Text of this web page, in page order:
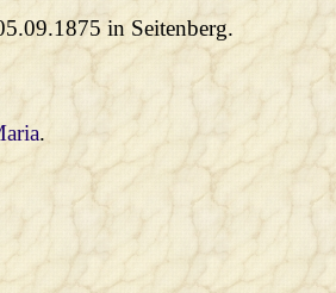
in Seitenberg.
.